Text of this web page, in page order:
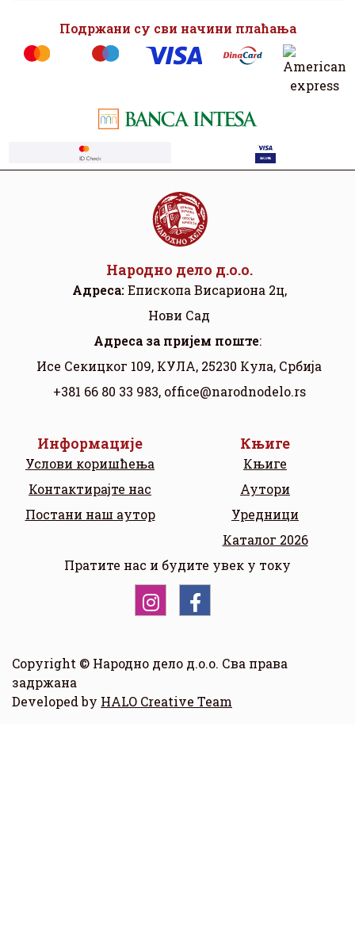
Подржани су сви начини плаћања
Народно дело д.о.о.
Адреса:Eпископа Висариона 2ц,
Нови Сад
Aдреса за пријем поште:
Исе Секицког 109, КУЛА, 25230 Кула, Србија
+381 66 80 33 983, office@narodnodelo.rs
Информације
Услови коришћења
Контактирајте нас
Постани наш аутор
Књиге
Књиге
Аутори
Уредници
Каталог 2026
Пратите нас и будите увек у току
Copyright © Народно дело д.о.о. Сва права
задржана
Developed by HALO Creative Team